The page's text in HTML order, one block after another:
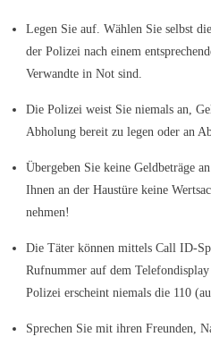
Legen Sie auf. Wählen Sie selbst
der Polizei nach einem
Verwandte in Not sind.
Die Polizei weist Sie niemals an,
Abholung bereit zu legen oder an
Übergeben Sie keine Geldbeträge
Ihnen an der Haustüre keine
nehmen!
Die Täter können mittels Call ID-
Rufnummer auf dem Telefondisplay
Polizei erscheint niemals die 110
Sprechen Sie mit ihren Freunden,